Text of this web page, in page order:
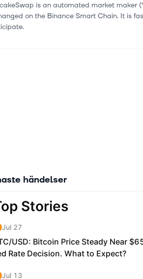
is an automated market maker
on the Binance Smart Chain. It is
händelser